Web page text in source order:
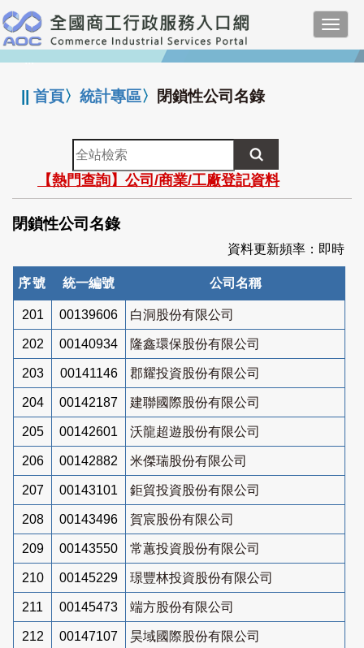
跳
到
主
要
:::
||首頁〉統計專區〉 閉鎖性公司名錄
全
站
檢
索
【熱門查詢】公司/商業/工廠登記資料
閉鎖性公司名錄
資料更新頻率：即時
序號 統一編號 公司名稱
201 00139606 白洞股份有限公司
202 00140934 隆鑫環保股份有限公司
203 00141146 郡耀投資股份有限公司
204 00142187 建聯國際股份有限公司
205 00142601 沃龍超遊股份有限公司
206 00142882 米傑瑞股份有限公司
207 00143101 鉅貿投資股份有限公司
208 00143496 賀宸股份有限公司
209 00143550 常蕙投資股份有限公司
210 00145229 璟豐林投資股份有限公司
211 00145473 端方股份有限公司
212 00147107 昊域國際股份有限公司